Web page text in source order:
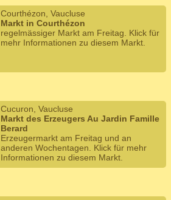
Courthézon, Vaucluse
Markt in Courthézon
regelmässiger Markt am Freitag. Klick für
mehr Informationen zu diesem Markt.
Cucuron, Vaucluse
Markt des Erzeugers Au Jardin Famille
Berard
Erzeugermarkt am Freitag und an
anderen Wochentagen. Klick für mehr
Informationen zu diesem Markt.